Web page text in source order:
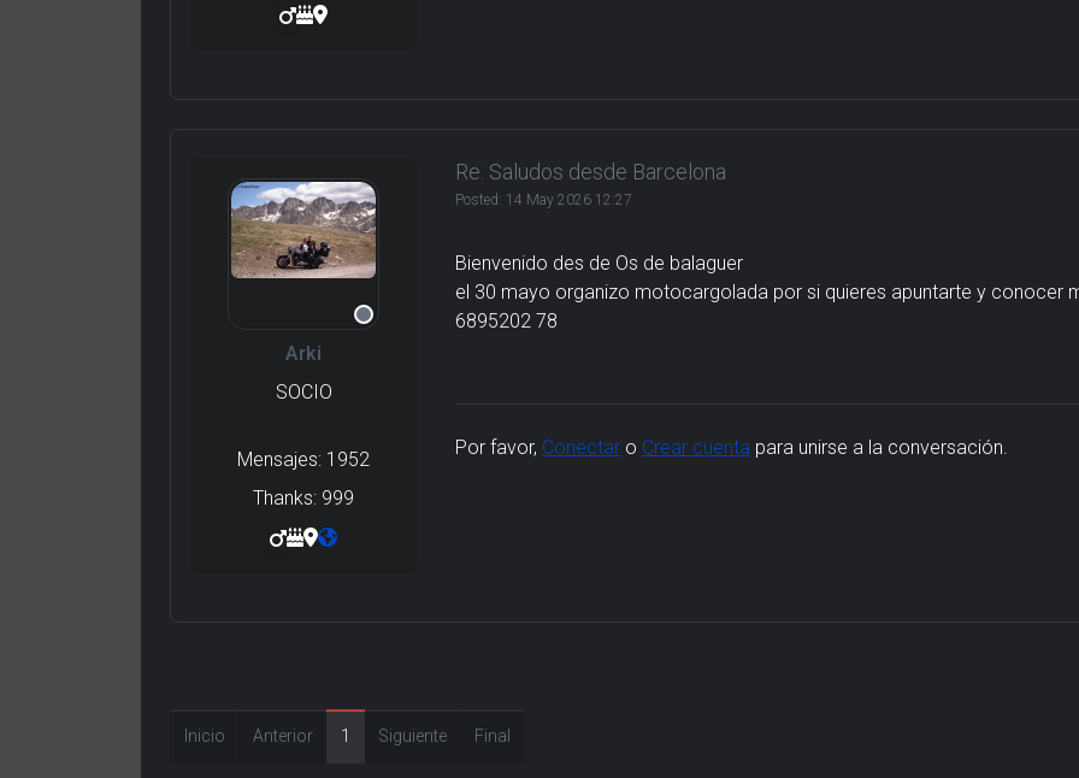
Arki
SOCIO
Mensajes: 1952
Thanks: 999
Re: Saludos desde Barcelona
Posted: 14 May 2026 12:27
Bienvenido des de Os de balaguer
el 30 mayo organizo motocargolada por si quieres apuntarte y conocer
6895202 78
Por favor, Conectar o Crear cuenta para unirse a la conversación.
Inicio Anterior 1 Siguiente Final